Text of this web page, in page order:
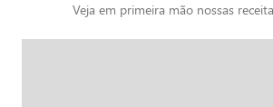
Veja em primeira mão nossas